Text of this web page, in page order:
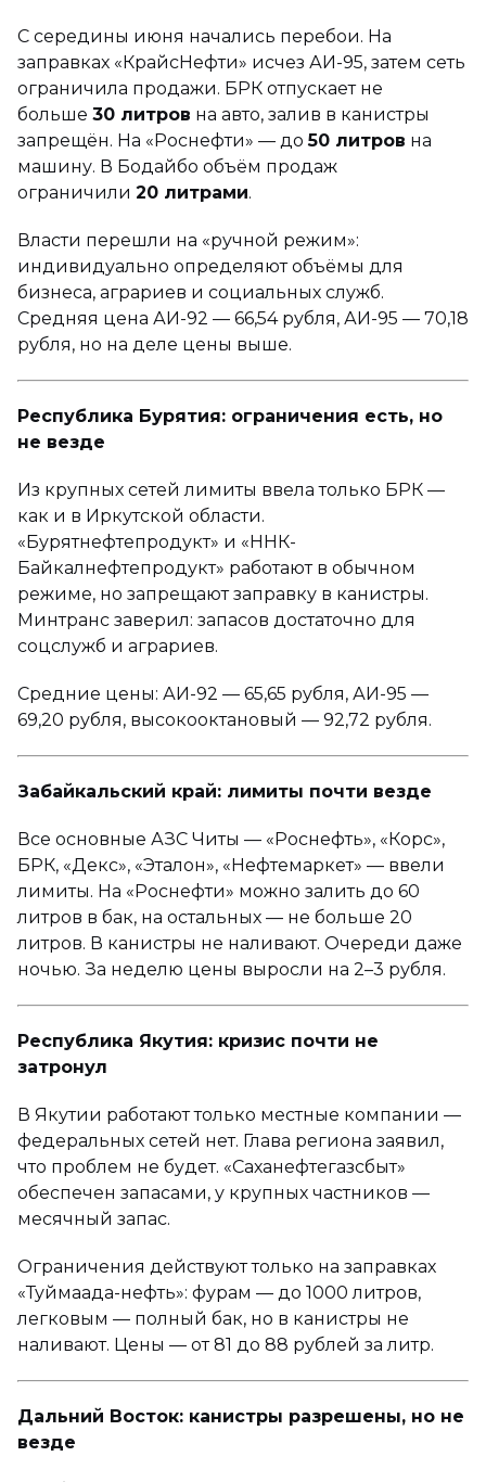
С середины июня начались перебои. На
заправках «КрайсНефти» исчез АИ-95, затем сеть
ограничила продажи. БРК отпускает не
больше 30 литров на авто, залив в канистры
запрещён. На «Роснефти» — до50 литров на
машину. В Бодайбо объём продаж
ограничили 20 литрами.
Власти перешли на «ручной режим»:
индивидуально определяют объёмы для
бизнеса, аграриев и социальных служб.
Средняя цена АИ-92 — 66,54 рубля, АИ-95 — 70,18
рубля, но на деле цены выше.
Республика Бурятия: ограничения есть, но
не везде
Из крупных сетей лимиты ввела только БРК —
как и в Иркутской области.
«Бурятнефтепродукт» и «ННК-
Байкалнефтепродукт» работают в обычном
режиме, но запрещают заправку в канистры.
Минтранс заверил: запасов достаточно для
соцслужб и аграриев.
Средние цены: АИ-92 — 65,65 рубля, АИ-95 —
69,20 рубля, высокооктановый — 92,72 рубля.
Забайкальский край: лимиты почти везде
Все основные АЗС Читы — «Роснефть», «Корс»,
БРК, «Декс», «Эталон», «Нефтемаркет» — ввели
лимиты. На «Роснефти» можно залить до 60
литров в бак, на остальных — не больше 20
литров. В канистры не наливают. Очереди даже
ночью. За неделю цены выросли на 2–3 рубля.
Республика Якутия: кризис почти не
затронул
В Якутии работают только местные компании —
федеральных сетей нет. Глава региона заявил,
что проблем не будет. «Саханефтегазсбыт»
обеспечен запасами, у крупных частников —
месячный запас.
Ограничения действуют только на заправках
«Туймаада-нефть»: фурам — до 1000 литров,
легковым — полный бак, но в канистры не
наливают. Цены — от 81 до 88 рублей за литр.
Дальний Восток: канистры разрешены, но не
везде